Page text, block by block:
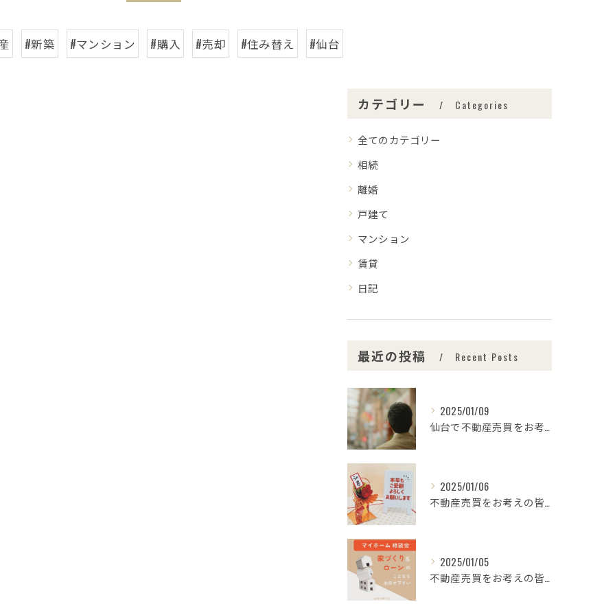
#新築 #マンション #購入 #売却 #住み替え #仙台
カテゴリー Categories
全てのカテゴリー
相続
離婚
戸建て
マンション
賃貸
日記
最近の投稿 Recent Posts
2025/01/09
仙台で不動産売買をお考えの皆さま、こんにちは！🌟センチュリー...
2025/01/06
不動産売買をお考えの皆様、こんにちは！センチュリー21みなみ...
2025/01/05
不動産売買をお考えの皆さま、こんにちは！センチュリー21みな...